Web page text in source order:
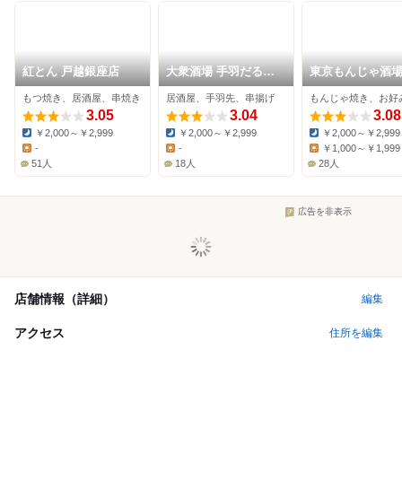
紅とん 戸越銀座店
もつ焼き、居酒屋、串焼き
3.05
Dinner:
￥2,000～￥2,999
Lunch:
-
51人
大衆酒場 手羽だるま
旗の台店
居酒屋、手羽先、串揚げ
3.04
Dinner:
￥2,000～￥2,999
Lunch:
-
18人
東京もんじゃ酒
屋出汁之助
3.08
Dinner:
￥2,000～￥2,999
Lunch:
￥1,000～￥1,999
28人
広告を非表示
店舗情報（詳細） 編集
アクセス 住所を編集